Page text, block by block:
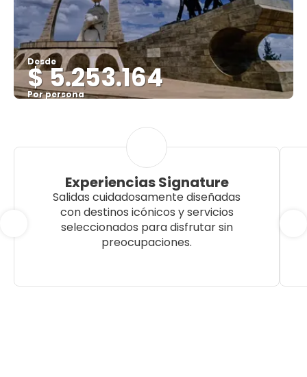
Desde
$ 5.253.164
Por persona
Experiencias Signature
Salidas cuidadosamente diseñadas
con destinos icónicos y servicios
seleccionados para disfrutar sin
preocupaciones.